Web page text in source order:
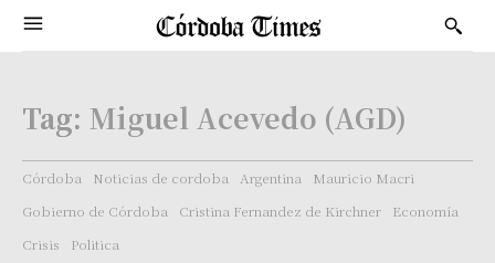
Tag: Miguel Acevedo (AGD)
Córdoba Noticias de cordoba Argentina
Mauricio Macri
Gobierno de Córdoba
Cristina Fernandez de Kirchner
Economía
Crisis
Politica